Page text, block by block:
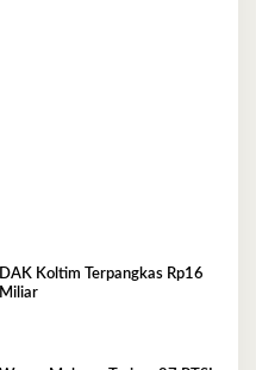
DAK Koltim Terpangkas Rp16
Miliar